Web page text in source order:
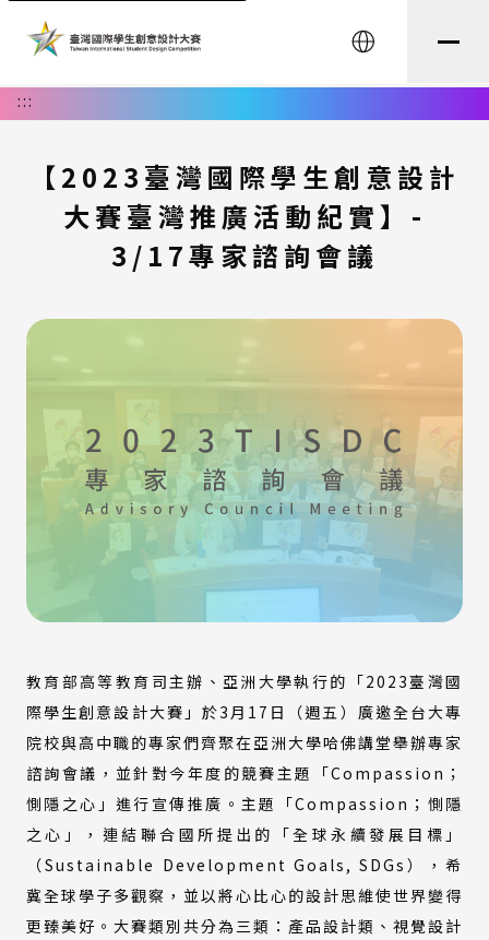
English
:::
【2023臺灣國際學生創意設計
大賽臺灣推廣活動紀實】-
3/17專家諮詢會議
教育部高等教育司主辦、亞洲大學執行的「2023臺灣國
際學生創意設計大賽」於3月17日（週五）廣邀全台大專
院校與高中職的專家們齊聚在亞洲大學哈佛講堂舉辦專家
諮詢會議，並針對今年度的競賽主題「Compassion；
惻隱之心」進行宣傳推廣。主題「Compassion；惻隱
之心」，連結聯合國所提出的「全球永續發展目標」
（Sustainable Development Goals, SDGs），希
冀全球學子多觀察，並以將心比心的設計思維使世界變得
更臻美好。大賽類別共分為三類：產品設計類、視覺設計